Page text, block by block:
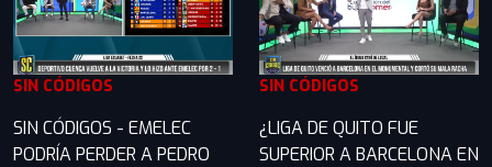
SIN CÓDIGOS
SIN CÓDIGOS - EMELEC
PODRÍA PERDER A PEDRO
SIN CÓDIGOS
¿LIGA DE QUITO FUE
SUPERIOR A BARCELONA EN